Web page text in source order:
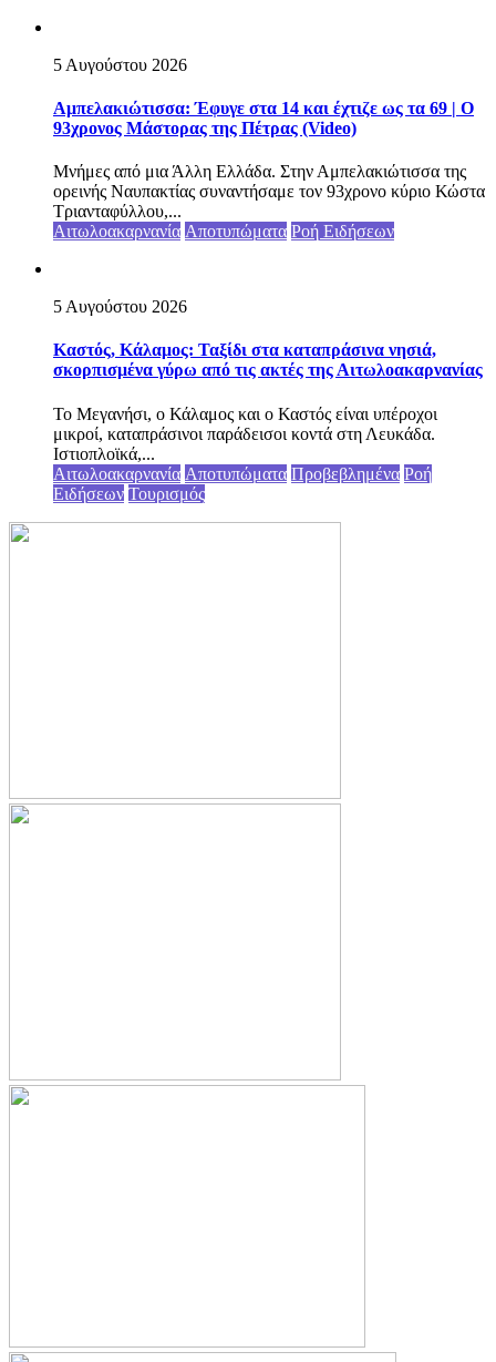
5 Αυγούστου 2026
Αμπελακιώτισσα: Έφυγε στα 14 και έχτιζε ως τα 69 | Ο
93χρονος Μάστορας της Πέτρας (Video)
Μνήμες από μια Άλλη Ελλάδα. Στην Αμπελακιώτισσα της
ορεινής Ναυπακτίας συναντήσαμε τον 93χρονο κύριο Κώστα
Τριανταφύλλου,...
Αιτωλοακαρνανία Αποτυπώματα Ροή Ειδήσεων
5 Αυγούστου 2026
Καστός, Κάλαμος: Ταξίδι στα καταπράσινα νησιά,
σκορπισμένα γύρω από τις ακτές της Αιτωλοακαρνανίας
Το Μεγανήσι, ο Κάλαμος και ο Καστός είναι υπέροχοι
μικροί, καταπράσινοι παράδεισοι κοντά στη Λευκάδα.
Ιστιοπλοϊκά,...
Αιτωλοακαρνανία Αποτυπώματα Προβεβλημένα Ροή
Ειδήσεων Τουρισμός